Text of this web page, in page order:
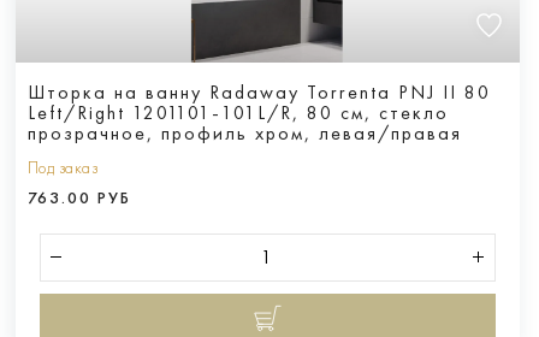
Шторка на ванну Radaway Torrenta PNJ II 80
Left/Right 1201101-101L/R, 80 см, стекло
прозрачное, профиль хром, левая/правая
Под заказ
763.00 РУБ